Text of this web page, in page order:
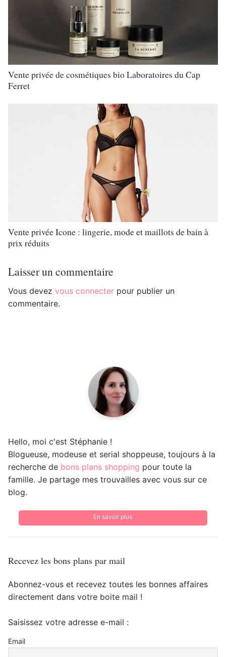
Vente privée de cosmétiques bio Laboratoires du Cap
Ferret
Vente privée Icone : lingerie, mode et maillots de bain à
prix réduits
Laisser un commentaire
Vous devez vous connecter pour publier un
commentaire.
Hello, moi c'est Stéphanie !
Blogueuse, modeuse et serial shoppeuse, toujours à la
recherche de bons plans shopping pour toute la
famille. Je partage mes trouvailles avec vous sur ce
blog.
En savoir plus
Recevez les bons plans par mail
Abonnez-vous et recevez toutes les bonnes affaires
directement dans votre boite mail !
Saisissez votre adresse e-mail :
Email